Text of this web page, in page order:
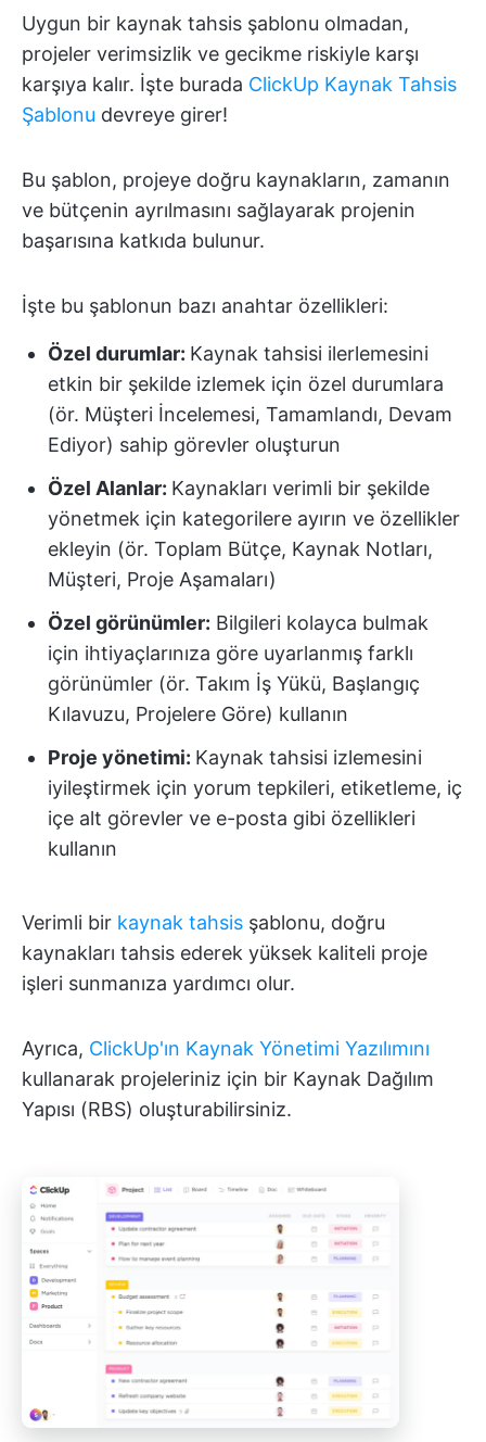
Uygun bir kaynak tahsis şablonu olmadan,
projeler verimsizlik ve gecikme riskiyle karşı
karşıya kalır. İşte burada ClickUp Kaynak Tahsis
Şablonu devreye girer!
Bu şablon, projeye doğru kaynakların, zamanın
ve bütçenin ayrılmasını sağlayarak projenin
başarısına katkıda bulunur.
İşte bu şablonun bazı anahtar özellikleri:
Özel durumlar: Kaynak tahsisi ilerlemesini
etkin bir şekilde izlemek için özel durumlara
(ör. Müşteri İncelemesi, Tamamlandı, Devam
Ediyor) sahip görevler oluşturun
Özel Alanlar: Kaynakları verimli bir şekilde
yönetmek için kategorilere ayırın ve özellikler
ekleyin (ör. Toplam Bütçe, Kaynak Notları,
Müşteri, Proje Aşamaları)
Özel görünümler: Bilgileri kolayca bulmak
için ihtiyaçlarınıza göre uyarlanmış farklı
görünümler (ör. Takım İş Yükü, Başlangıç
Kılavuzu, Projelere Göre) kullanın
Proje yönetimi: Kaynak tahsisi izlemesini
iyileştirmek için yorum tepkileri, etiketleme, iç
içe alt görevler ve e-posta gibi özellikleri
kullanın
Verimli bir kaynak tahsis şablonu, doğru
kaynakları tahsis ederek yüksek kaliteli proje
işleri sunmanıza yardımcı olur.
Ayrıca, ClickUp'ın Kaynak Yönetimi Yazılımını
kullanarak projeleriniz için bir Kaynak Dağılım
Yapısı (RBS) oluşturabilirsiniz.